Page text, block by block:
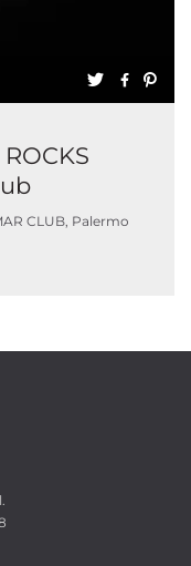
CLUB, Palermo